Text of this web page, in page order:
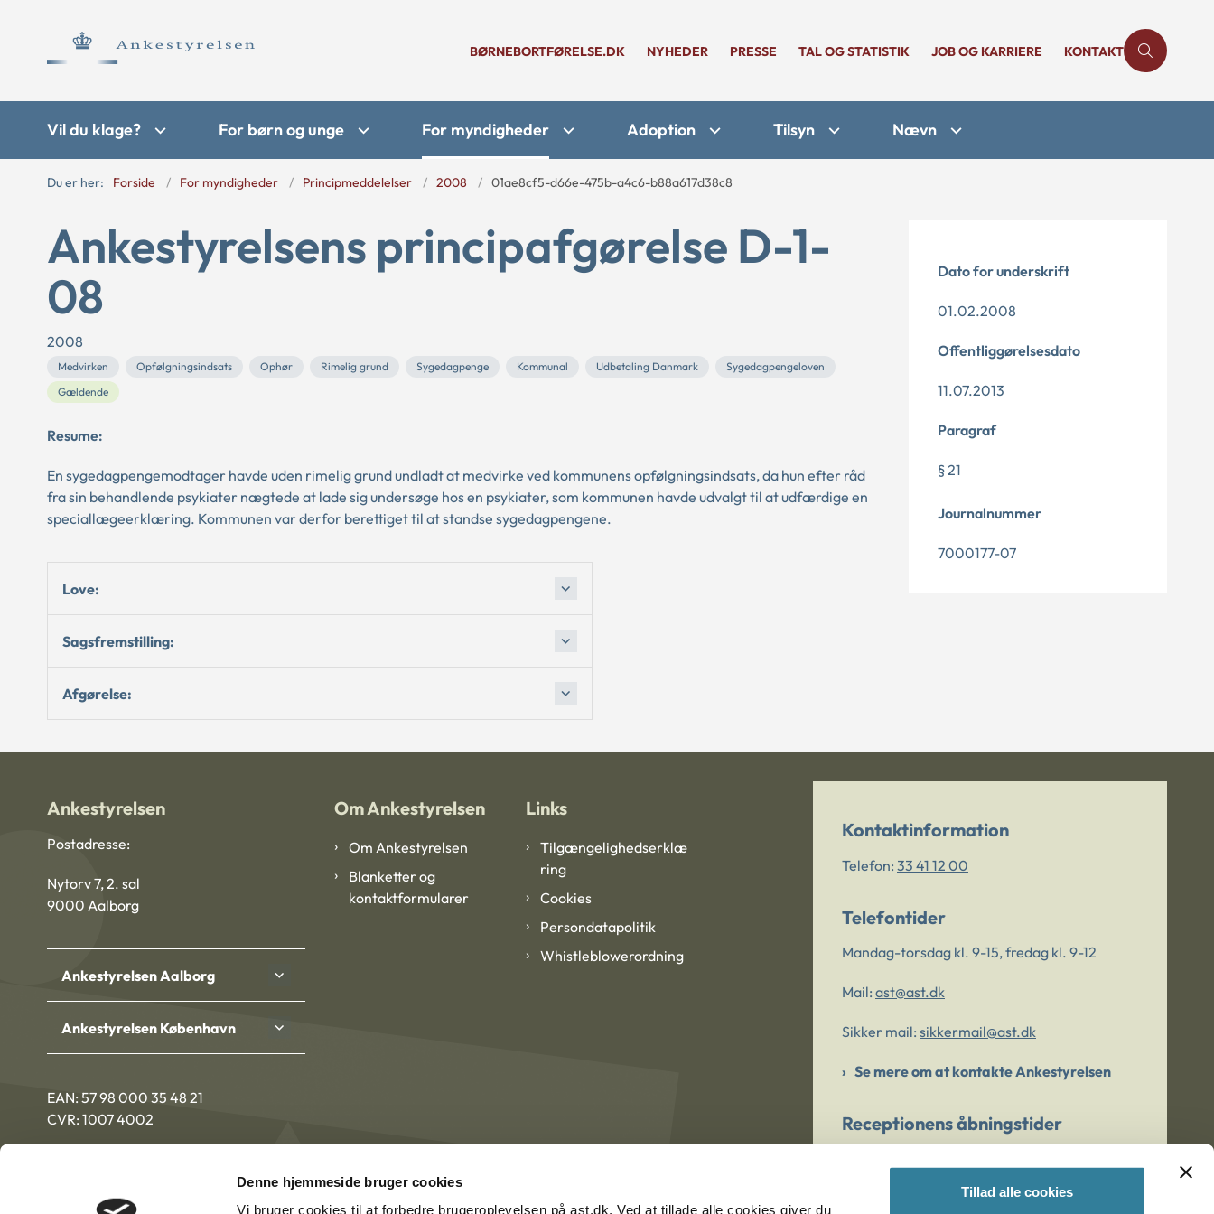
Denne hjemmeside bruger cookies
Vi bruger cookies til at forbedre brugeroplevelsen på ast.dk. Ved at tillade alle cookies giver du
Tillad alle cookies
BØRNEBORTFØRELSE.DK NYHEDER PRESSE TAL OG STATISTIK JOB OG KARRIERE KONTAKT
Vil du klage? For børn og unge For myndigheder Adoption Tilsyn Nævn
Du er her: Forside For myndigheder Principmeddelelser 2008 01ae8cf5-d66e-475b-a4c6-b88a617d38c8
Ankestyrelsens principafgørelse D-1-
08
2008
Medvirken Opfølgningsindsats Ophør Rimelig grund Sygedagpenge Kommunal Udbetaling Danmark
Sygedagpengeloven
Gældende
Resume:
En sygedagpengemodtager havde uden rimelig grund undladt at medvirke ved kommunens opfølgningsindsats, da hun efter råd
fra sin behandlende psykiater nægtede at lade sig undersøge hos en psykiater, som kommunen havde udvalgt til at udfærdige en
speciallægeerklæring. Kommunen var derfor berettiget til at standse sygedagpengene.
Love:
Sagsfremstilling:
Afgørelse:
Dato for underskrift
01.02.2008
Offentliggørelsesdato
11.07.2013
Paragraf
§ 21
Journalnummer
7000177-07
Ankestyrelsen
Postadresse:
Nytorv 7, 2. sal
9000 Aalborg
Ankestyrelsen Aalborg
Ankestyrelsen København
EAN: 57 98 000 35 48 21
CVR: 1007 4002
Om Ankestyrelsen
Om Ankestyrelsen
Blanketter og
kontaktformularer
Links
Tilgængelighedserklæ
ring
Cookies
Persondatapolitik
Whistleblowerordning
Kontaktinformation
Telefon: 33 41 12 00
Telefontider
Mandag-torsdag kl. 9-15, fredag kl. 9-12
Mail: ast@ast.dk
Sikker mail: sikkermail@ast.dk
Se mere om at kontakte Ankestyrelsen
Receptionens åbningstider